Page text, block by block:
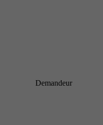
Demandeur